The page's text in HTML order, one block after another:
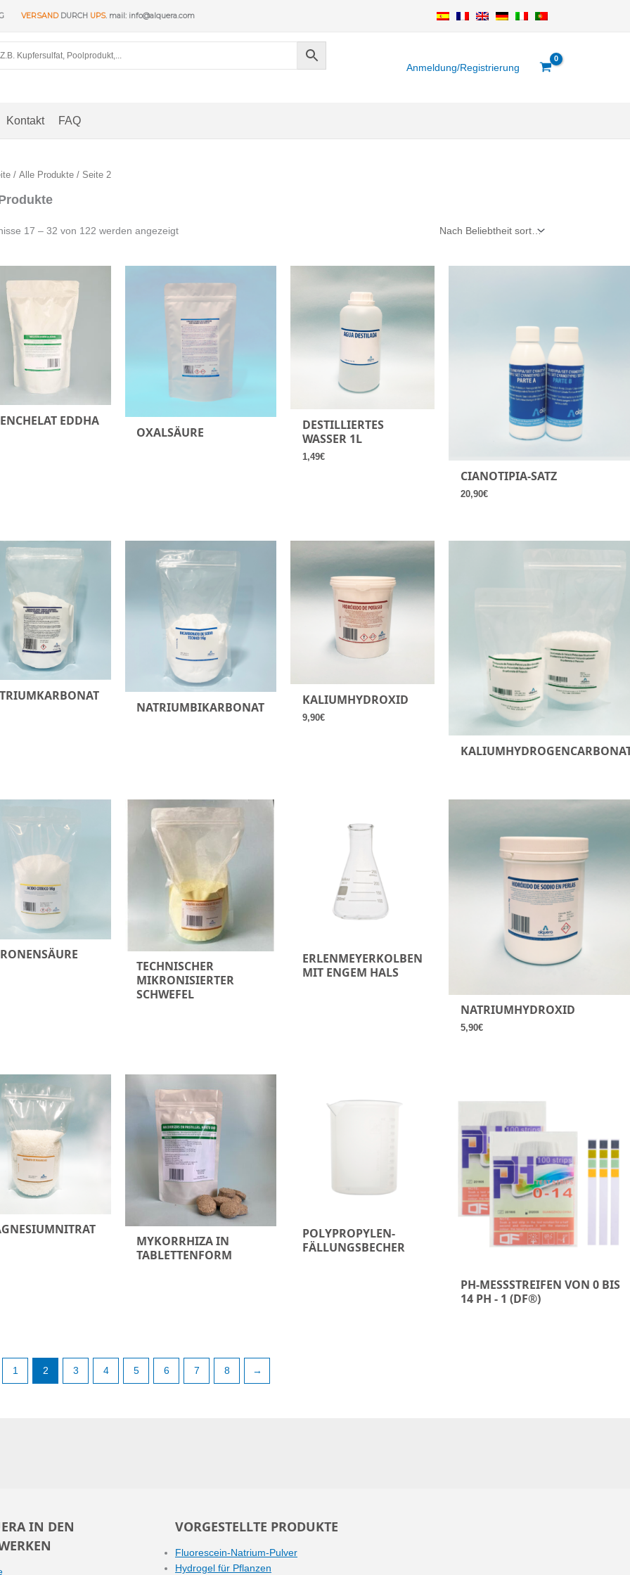
VERSANDDURCH UPS. mail: info@alquera.com
Anmeldung/Registrierung
Kontakt FAQ
/ Alle Produkte / Seite 2
17 – 32 von 122 werden angezeigtNach
EDDHA
OXALSÄURE
DESTILLIERTES
WASSER 1L
1,49€
CIANOTIPIA-SATZ
20,90€
NATRIUMBIKARBONAT KALIUMHYDROXID
9,90€
TECHNISCHER
MIKRONISIERTER
SCHWEFEL
ERLENMEYERKOLBEN
MIT ENGEM HALS
NATRIUMHYDROXID
5,90€
MYKORRHIZA IN
TABLETTENFORM
POLYPROPYLEN-
FÄLLUNGSBECHER
PH-MESSSTREIFEN VON 0 BIS
14 PH - 1 (DF®)
1 2 3 4 5 6 7 8 →
IN DEN
VORGESTELLTE PRODUKTE
Fluorescein-Natrium-Pulver
Hydrogel für Pflanzen